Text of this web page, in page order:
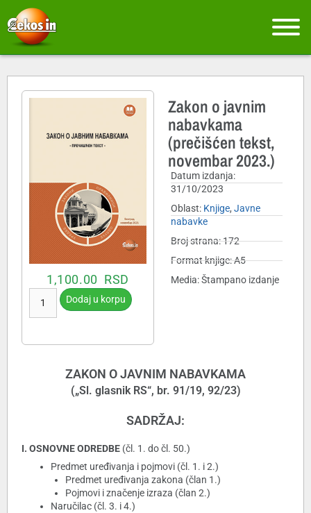
1,100.00 RSD
Dodaj u korpu
Zakon o javnim
nabavkama
(prečišćen tekst,
novembar 2023.)
Datum izdanja:
31/10/2023
Oblast: Knjige, Javne
nabavke
Broj strana: 172
Format knjige: A5
Media: Štampano izdanje
ZAKON O JAVNIM NABAVKAMA
(„Sl. glasnik RS“, br. 91/19, 92/23)
SADRŽAJ:
I. OSNOVNE ODREDBE (čl. 1. do čl. 50.)
Predmet uređivanja i pojmovi (čl. 1. i 2.)
Predmet uređivanja zakona (član 1.)
Pojmovi i značenje izraza (član 2.)
Naručilac (čl. 3. i 4.)